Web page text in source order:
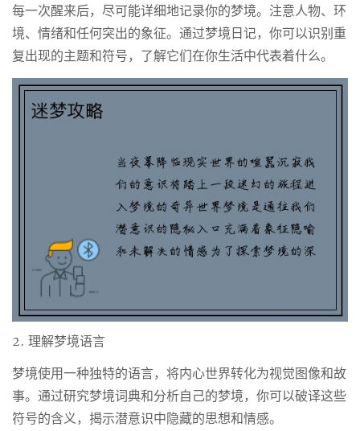
每一次醒来后，尽可能详细地记录你的梦境。注意人物、环
境、情绪和任何突出的象征。通过梦境日记，你可以识别重
复出现的主题和符号，了解它们在你生活中代表着什么。
2. 理解梦境语言
梦境使用一种独特的语言，将内心世界转化为视觉图像和故
事。通过研究梦境词典和分析自己的梦境，你可以破译这些
符号的含义，揭示潜意识中隐藏的思想和情感。